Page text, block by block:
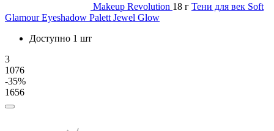
Makeup Revolution 18 г Тени для век Soft
Glamour Eyeshadow Palett Jewel Glow
Доступно 1 шт
3
1076
-35%
1656